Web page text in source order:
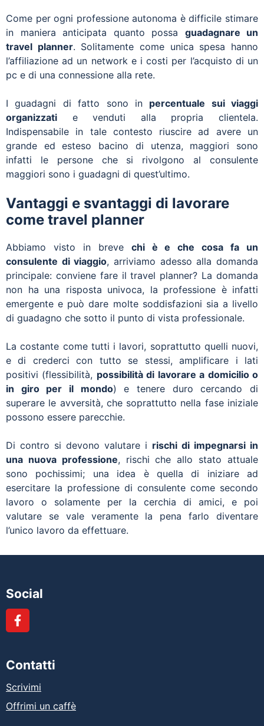
Come per ogni professione autonoma è difficile stimare
in maniera anticipata quanto possa guadagnare un
travel planner. Solitamente come unica spesa hanno
l’affiliazione ad un network e i costi per l’acquisto di un
pc e di una connessione alla rete.
I guadagni di fatto sono in percentuale sui viaggi
organizzati e venduti alla propria clientela.
Indispensabile in tale contesto riuscire ad avere un
grande ed esteso bacino di utenza, maggiori sono
infatti le persone che si rivolgono al consulente
maggiori sono i guadagni di quest’ultimo.
Vantaggi e svantaggi di lavorare
come travel planner
Abbiamo visto in breve chi è e che cosa fa un
consulente di viaggio, arriviamo adesso alla domanda
principale: conviene fare il travel planner? La domanda
non ha una risposta univoca, la professione è infatti
emergente e può dare molte soddisfazioni sia a livello
di guadagno che sotto il punto di vista professionale.
La costante come tutti i lavori, soprattutto quelli nuovi,
e di crederci con tutto se stessi, amplificare i lati
positivi (flessibilità, possibilità di lavorare a domicilio o
in giro per il mondo) e tenere duro cercando di
superare le avversità, che soprattutto nella fase iniziale
possono essere parecchie.
Di contro si devono valutare i rischi di impegnarsi in
una nuova professione, rischi che allo stato attuale
sono pochissimi; una idea è quella di iniziare ad
esercitare la professione di consulente come secondo
lavoro o solamente per la cerchia di amici, e poi
valutare se vale veramente la pena farlo diventare
l’unico lavoro da effettuare.
Social
Contatti
Scrivimi
Offrimi un caffè